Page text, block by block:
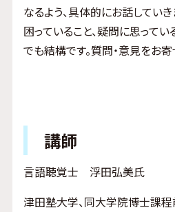
なるよう、具体的にお話していき
困っていること、疑問に思ってい
でも結構です。質問・意見をお寄
講師
言語聴覚士 浮田弘美氏
津田塾大学、同大学院博士課程